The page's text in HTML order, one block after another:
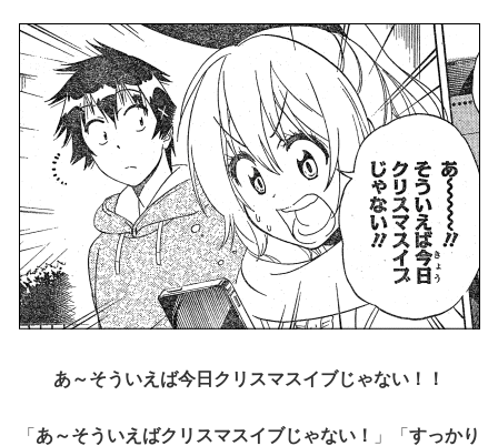
あ～そういえば今日クリスマスイブじゃない！！
「 あ～そういえばクリスマスイブじゃない！ 」「 すっかり